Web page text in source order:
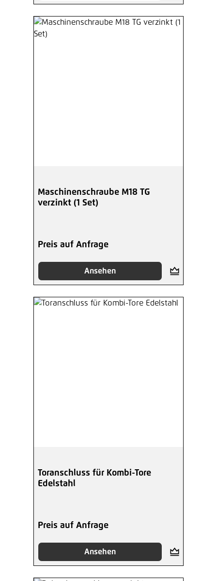
Maschinenschraube M18 TG
verzinkt (1 Set)
Preis auf Anfrage
Ansehen
Toranschluss für Kombi-Tore
Edelstahl
Preis auf Anfrage
Ansehen